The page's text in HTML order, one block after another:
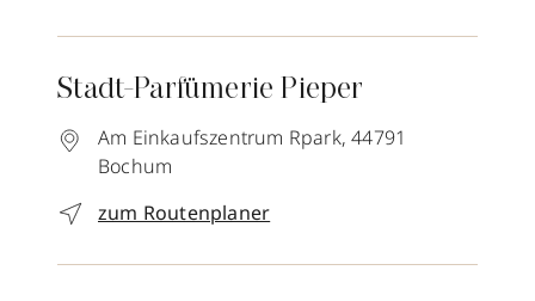
Stadt-Parfümerie Pieper
Am Einkaufszentrum Rpark, 44791
Bochum
zum Routenplaner